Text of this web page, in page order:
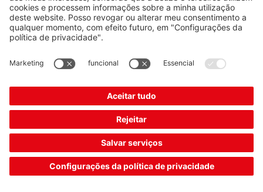
adicionales, como resguardos o equipos de protección no
separadores, para evitar el acceso o la entrada, o para la
desconexión a tiempo de movimientos peligrosos. Estas
medidas solo cumplirán su función de protección si se
montan a una distancia mínima del punto peligroso a
Si se usan resguardos según EN ISO 13857, para determinar
el valor fijo para la distancia de seguridad se deben tener en
cuenta los siguientes aspectos:
Tamaños de aberturas y profundidades de penetración –
distancia de seguridad en función de la parte del cuerpo a
partir de una tabla